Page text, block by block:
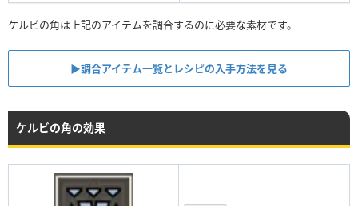
ケルビの角は上記のアイテムを調合するのに必要な素材です。
▶︎調合アイテム一覧とレシピの入手方法を見る
ケルビの角の効果